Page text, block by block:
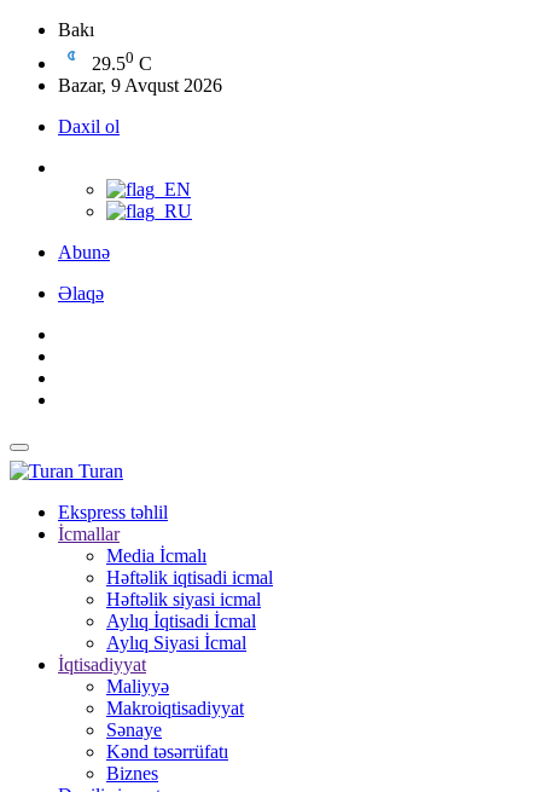
Bakı
29.50 C
Bazar, 9 Avqust 2026
Daxil ol
Abunə
Əlaqə
Turan
Ekspress təhlil
İcmallar
Media İcmalı
Həftəlik iqtisadi icmal
Həftəlik siyasi icmal
Aylıq İqtisadi İcmal
Aylıq Siyasi İcmal
İqtisadiyyat
Maliyyə
Makroiqtisadiyyat
Sənaye
Kənd təsərrüfatı
Biznes